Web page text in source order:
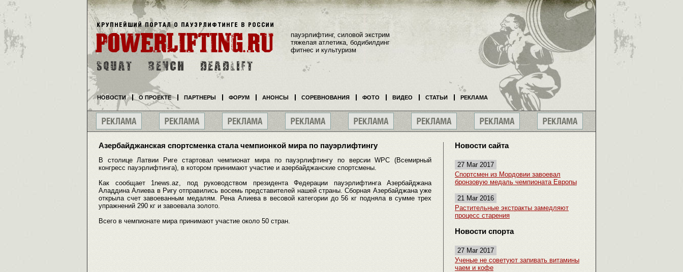
Азербайджанская спортсменка стала чемпионкой мира по пауэрлифтингу
В столице Латвии Риге стартовал чемпионат мира по пауэрлифтингу по версии WPC (Всемирный
конгресс пауэрлифтинга), в котором принимают участие и азербайджанские спортсмены.
Как сообщает 1news.az, под руководством президента Федерации пауэрлифтинга Азербайджана
Аладдина Алиева в Ригу отправились восемь представителей нашей страны. Сборная Азербайджана уже
открыла счет завоеванным медалям. Рена Алиева в весовой категории до 56 кг подняла в сумме трех
упражнений 290 кг и завоевала золото.
Всего в чемпионате мира принимают участие около 50 стран.
Новости сайта
27 Mar 2017
Спортсмен из Мордовии завоевал
бронзовую медаль чемпионата Европы
21 Mar 2016
Растительные экстракты замедляют
процесс старения
Новости спорта
27 Mar 2017
Ученые не советуют запивать витамины
чаем и кофе
пауэрлифтинг, силовой экстрим
тяжелая атлетика, бодибилдинг
фитнес и культуризм
НОВОСТИ О ПРОЕКТЕ ПАРТНЕРЫ ФОРУМ АНОНСЫ СОРЕВНОВАНИЯ ФОТО ВИДЕО СТАТЬИ РЕКЛАМА